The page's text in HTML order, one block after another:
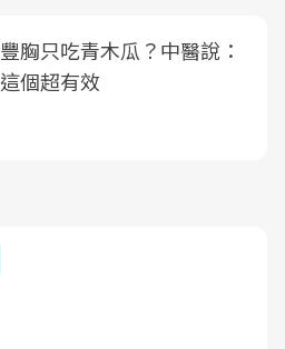
豐胸只吃青木瓜？中醫說：
這個超有效